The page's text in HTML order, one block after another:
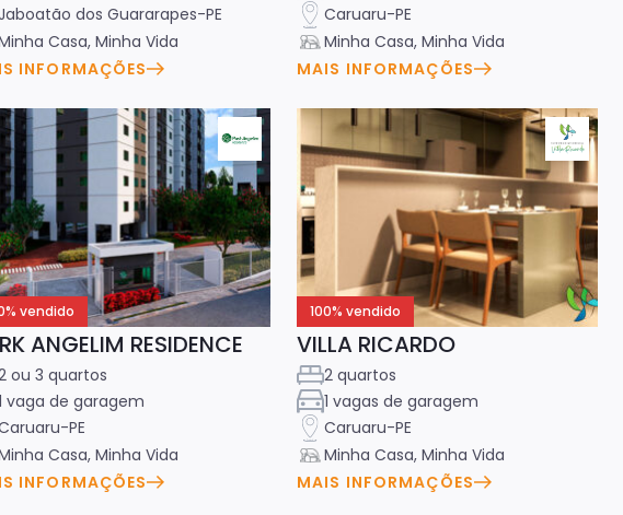
dos Guararapes-PE
Casa, Minha Vida
INFORMAÇÕES
Caruaru-PE
Minha Casa, Minha Vida
MAIS INFORMAÇÕES
vendido
ANGELIM RESIDENCE
ou 3 quartos
vaga de garagem
PE
Casa, Minha Vida
INFORMAÇÕES
100% vendido
VILLA RICARDO
2 quartos
1 vagas de garagem
Caruaru-PE
Minha Casa, Minha Vida
MAIS INFORMAÇÕES